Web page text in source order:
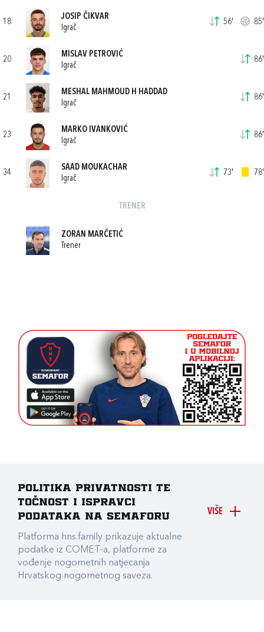
18
JOSIP ČIKVAR
Igrač
56' 85'
20
MISLAV PETROVIĆ
Igrač
86'
21
MESHAL MAHMOUD H HADDAD
Igrač
86'
23
MARKO IVANKOVIĆ
Igrač
86'
34
SAAD MOUKACHAR
Igrač
73' 78'
TRENER
ZORAN MARČETIĆ
Trener
VIŠE
Politika privatnosti te
točnost i ispravci
podataka na Semaforu
Platforma hns.family prikazuje aktualne
podatke iz COMET-a, platforme za
vođenje nogometnih natjecanja
Hrvatskog nogometnog saveza.